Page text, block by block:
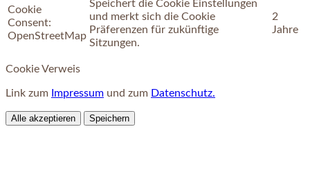
Cookie
Consent:
OpenStreetMap
Speichert die Cookie Einstellungen
und merkt sich die Cookie
Präferenzen für zukünftige
Sitzungen.
2
Jahre
Cookie Verweis
Link zum Impressum und zum Datenschutz.
Alle akzeptieren Speichern